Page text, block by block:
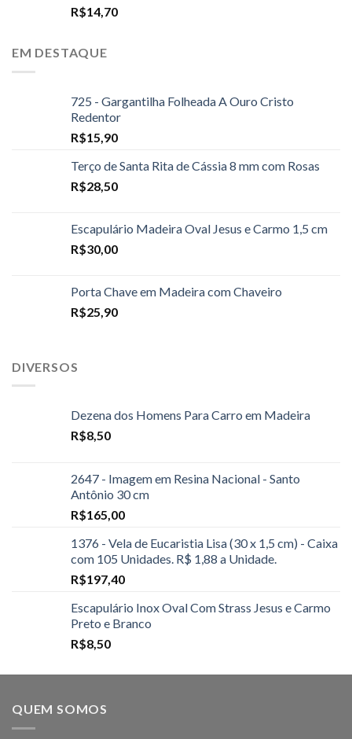
R$14,70
EM DESTAQUE
725 - Gargantilha Folheada A Ouro Cristo
Redentor
R$15,90
Terço de Santa Rita de Cássia 8 mm com Rosas
R$28,50
Escapulário Madeira Oval Jesus e Carmo 1,5 cm
R$30,00
Porta Chave em Madeira com Chaveiro
R$25,90
DIVERSOS
Dezena dos Homens Para Carro em Madeira
R$8,50
2647 - Imagem em Resina Nacional - Santo
Antônio 30 cm
R$165,00
1376 - Vela de Eucaristia Lisa (30 x 1,5 cm) - Caixa
com 105 Unidades. R$ 1,88 a Unidade.
R$197,40
Escapulário Inox Oval Com Strass Jesus e Carmo
Preto e Branco
R$8,50
QUEM SOMOS